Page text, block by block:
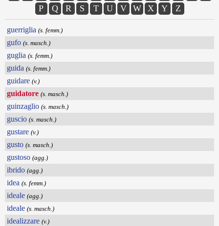
P
Q R S T U V W X Y Z
guerriglia (s. femm.)
gufo (s. masch.)
guglia (s. femm.)
guida (s. femm.)
guidare (v.)
guidatore (s. masch.)
guinzaglio (s. masch.)
guscio (s. masch.)
gustare (v.)
gusto (s. masch.)
gustoso (agg.)
ibrido (agg.)
idea (s. femm.)
ideale (agg.)
ideale (s. masch.)
idealizzare (v.)